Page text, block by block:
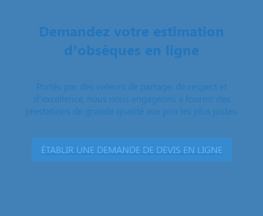
Demandez votre estimation
d’obsèques en ligne
Portés par des valeurs de partage, de respect et
d’excellence, nous nous engageons à fournir des
prestations de grande qualité aux prix les plus justes.
ÉTABLIR UNE DEMANDE DE DEVIS EN LIGNE